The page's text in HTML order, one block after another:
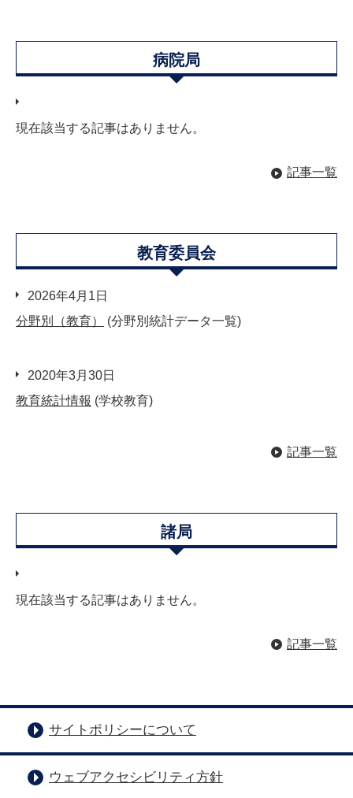
病院局
現在該当する記事はありません。
記事一覧
教育委員会
2026年4月1日
分野別（教育）
(分野別統計データ一覧)
2020年3月30日
教育統計情報 (学校教育)
記事一覧
諸局
現在該当する記事はありません。
記事一覧
サイトポリシーについて
ウェブアクセシビリティ方針